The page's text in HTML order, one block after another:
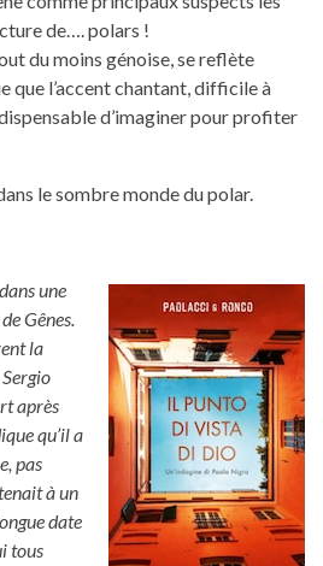
de…. polars !
du moins génoise, se reflète
que l’accent chantant, difficile à
d’imaginer pour profiter
le sombre monde du polar.
une
Gênes.
la
après
qu’il a
pas
à un
date
tous